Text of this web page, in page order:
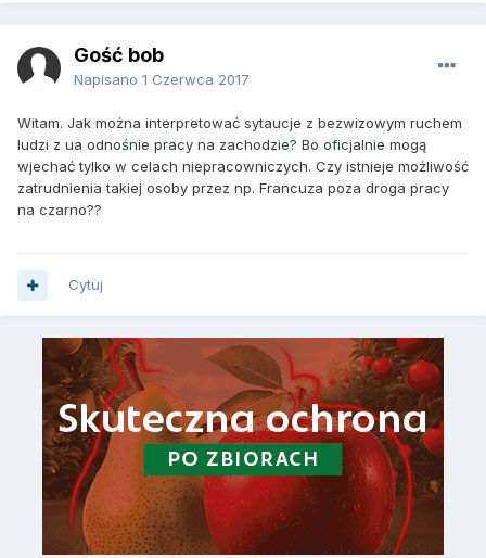
Gość bob
Napisano 1 Czerwca 2017
Witam. Jak można interpretować sytaucje z bezwizowym ruchem
ludzi z ua odnośnie pracy na zachodzie? Bo oficjalnie mogą
wjechać tylko w celach niepracowniczych. Czy istnieje możliwość
zatrudnienia takiej osoby przez np. Francuza poza droga pracy
na czarno??
Cytuj